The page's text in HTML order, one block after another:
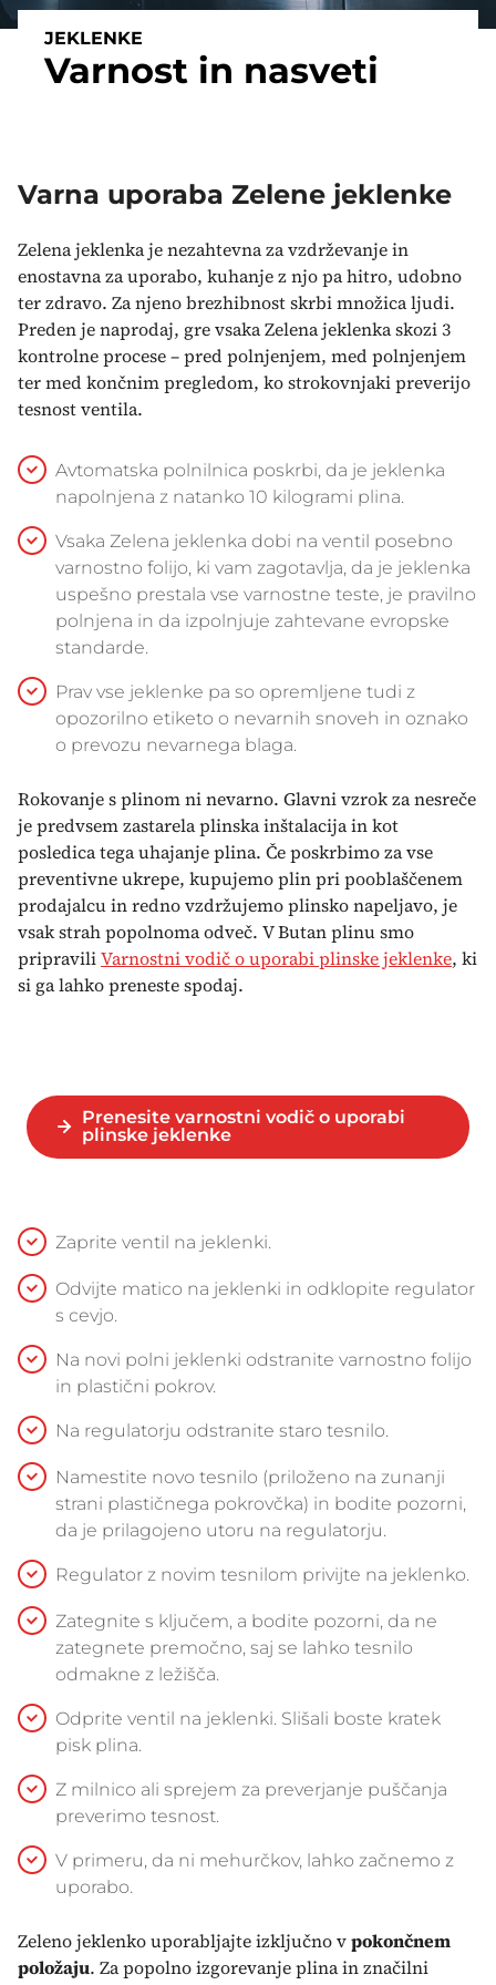
JEKLENKE
Varnost in nasveti
Varna uporaba Zelene jeklenke
Zelena jeklenka je nezahtevna za vzdrževanje in
enostavna za uporabo, kuhanje z njo pa hitro, udobno
ter zdravo. Za njeno brezhibnost skrbi množica ljudi.
Preden je naprodaj, gre vsaka Zelena jeklenka skozi 3
kontrolne procese – pred polnjenjem, med polnjenjem
ter med končnim pregledom, ko strokovnjaki preverijo
tesnost ventila.
Avtomatska polnilnica poskrbi, da je jeklenka
napolnjena z natanko 10 kilogrami plina.
Vsaka Zelena jeklenka dobi na ventil posebno
varnostno folijo, ki vam zagotavlja, da je jeklenka
uspešno prestala vse varnostne teste, je pravilno
polnjena in da izpolnjuje zahtevane evropske
standarde.
Prav vse jeklenke pa so opremljene tudi z
opozorilno etiketo o nevarnih snoveh in oznako
o prevozu nevarnega blaga.
Rokovanje s plinom ni nevarno. Glavni vzrok za nesreče
je predvsem zastarela plinska inštalacija in kot
posledica tega uhajanje plina. Če poskrbimo za vse
preventivne ukrepe, kupujemo plin pri pooblaščenem
prodajalcu in redno vzdržujemo plinsko napeljavo, je
vsak strah popolnoma odveč. V Butan plinu smo
pripraviliVarnostni vodič o uporabi plinske jeklenke, ki
si ga lahko preneste spodaj.
Prenesite varnostni vodič o uporabi
plinske jeklenke
Zaprite ventil na jeklenki.
Odvijte matico na jeklenki in odklopite regulator
s cevjo.
Na novi polni jeklenki odstranite varnostno folijo
in plastični pokrov.
Na regulatorju odstranite staro tesnilo.
Namestite novo tesnilo (priloženo na zunanji
strani plastičnega pokrovčka) in bodite pozorni,
da je prilagojeno utoru na regulatorju.
Regulator z novim tesnilom privijte na jeklenko.
Zategnite s ključem, a bodite pozorni, da ne
zategnete premočno, saj se lahko tesnilo
odmakne z ležišča.
Odprite ventil na jeklenki. Slišali boste kratek
pisk plina.
Z milnico ali sprejem za preverjanje puščanja
preverimo tesnost.
V primeru, da ni mehurčkov, lahko začnemo z
uporabo.
Zeleno jeklenko uporabljajte izključno vpokončnem
položaju. Za popolno izgorevanje plina in značilni